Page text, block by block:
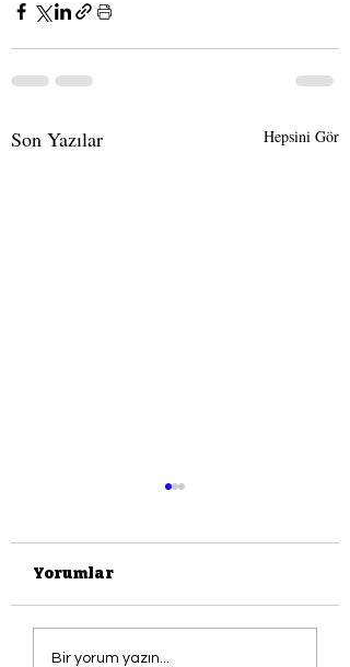
Son Yazılar Hepsini Gör
Seyit Kemal
Yorumlar
Bir yorum yazın...